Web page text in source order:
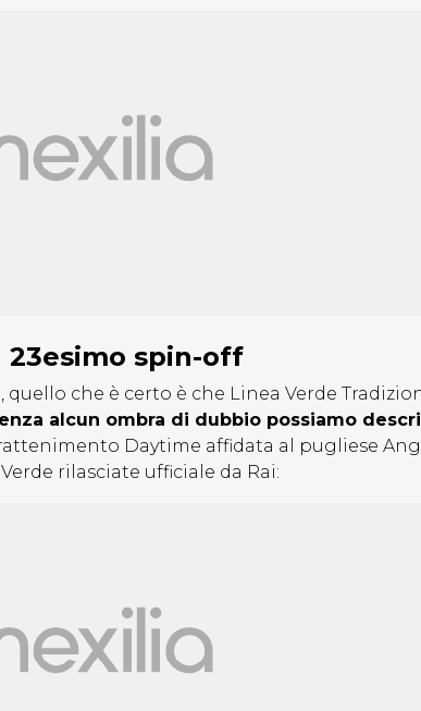
23esimo spin-off
che è certo è che Linea Verde
alcun ombra di dubbio possiamo
Daytime affidata al pugliese
rilasciate ufficiale da Rai: